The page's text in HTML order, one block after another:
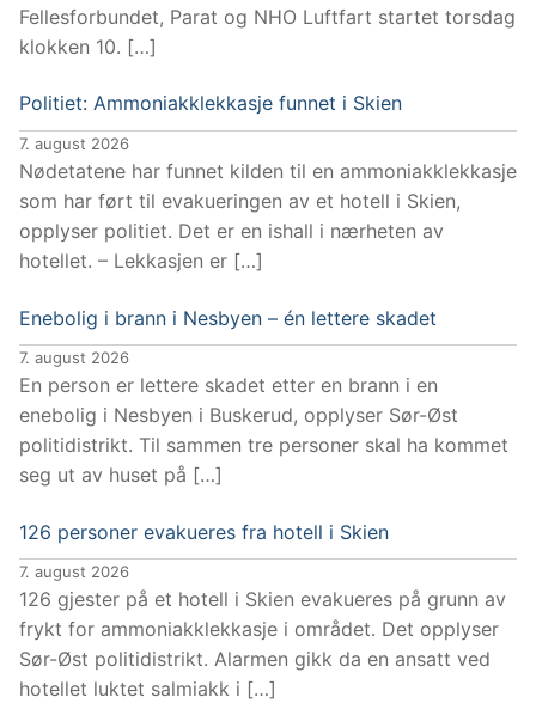
Fellesforbundet, Parat og NHO Luftfart startet torsdag
klokken 10. […]
Politiet: Ammoniakklekkasje funnet i Skien
7. august 2026
Nødetatene har funnet kilden til en ammoniakklekkasje
som har ført til evakueringen av et hotell i Skien,
opplyser politiet. Det er en ishall i nærheten av
hotellet. – Lekkasjen er […]
Enebolig i brann i Nesbyen – én lettere skadet
7. august 2026
En person er lettere skadet etter en brann i en
enebolig i Nesbyen i Buskerud, opplyser Sør-Øst
politidistrikt. Til sammen tre personer skal ha kommet
seg ut av huset på […]
126 personer evakueres fra hotell i Skien
7. august 2026
126 gjester på et hotell i Skien evakueres på grunn av
frykt for ammoniakklekkasje i området. Det opplyser
Sør-Øst politidistrikt. Alarmen gikk da en ansatt ved
hotellet luktet salmiakk i […]